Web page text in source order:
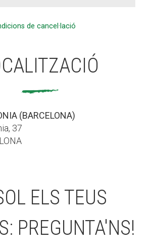
de cancel·lació
(BARCELONA)
37
ELS TEUS
PREGUNTA'NS!